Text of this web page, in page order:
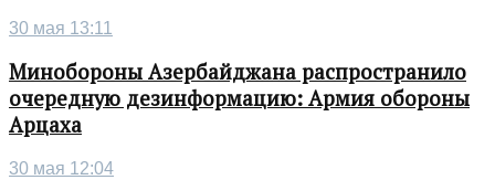
30 мая 13:11
Минобороны Азербайджана распространило
очередную дезинформацию: Армия обороны
Арцаха
30 мая 12:04